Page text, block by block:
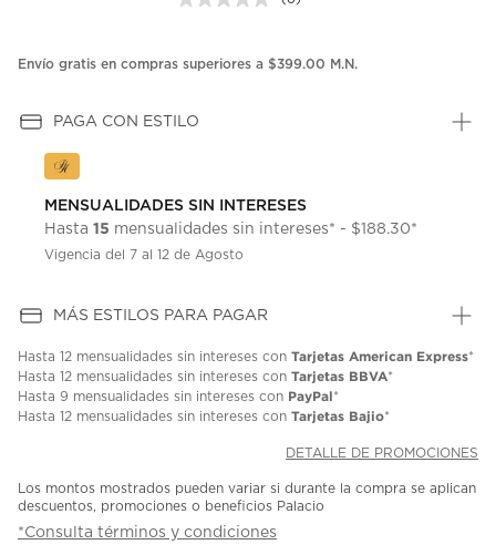
Sin
en
Envío gratis en compras superiores a $399.00 M.N.
PAGA CON ESTILO
MENSUALIDADES SIN INTERESES
Hasta 15 mensualidades sin intereses* - $188.30*
Vigencia del 7 al 12 de Agosto
MÁS ESTILOS PARA PAGAR
Hasta 12 mensualidades sin intereses con Tarjetas American Express*
Hasta 12 mensualidades sin intereses con Tarjetas BBVA*
Hasta 9 mensualidades sin intereses con PayPal*
Hasta 12 mensualidades sin intereses con Tarjetas Bajio*
DETALLE DE PROMOCIONES
Los montos mostrados pueden variar si durante la compra se aplican
descuentos, promociones o beneficios Palacio
*Consulta términos y condiciones